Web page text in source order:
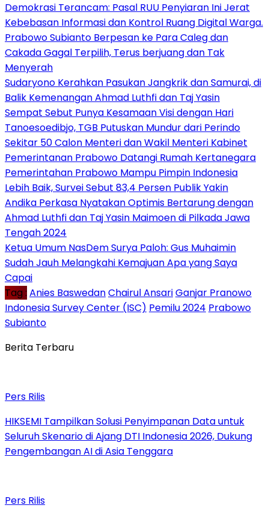
Demokrasi Terancam: Pasal RUU Penyiaran Ini Jerat
Kebebasan Informasi dan Kontrol Ruang Digital Warga.
Prabowo Subianto Berpesan ke Para Caleg dan
Cakada Gagal Terpilih, Terus berjuang dan Tak
Menyerah
Sudaryono Kerahkan Pasukan Jangkrik dan Samurai, di
Balik Kemenangan Ahmad Luthfi dan Taj Yasin
Sempat Sebut Punya Kesamaan Visi dengan Hari
Tanoesoedibjo, TGB Putuskan Mundur dari Perindo
Sekitar 50 Calon Menteri dan Wakil Menteri Kabinet
Pemerintanan Prabowo Datangi Rumah Kertanegara
Pemerintahan Prabowo Mampu Pimpin Indonesia
Lebih Baik, Survei Sebut 83,4 Persen Publik Yakin
Andika Perkasa Nyatakan Optimis Bertarung dengan
Ahmad Luthfi dan Taj Yasin Maimoen di Pilkada Jawa
Tengah 2024
Ketua Umum NasDem Surya Paloh: Gus Muhaimin
Sudah Jauh Melangkahi Kemajuan Apa yang Saya
Capai
Tag : Anies BaswedanChairul AnsariGanjar Pranowo
Indonesia Survey Center (ISC) Pemilu 2024 Prabowo
Subianto
Berita Terbaru
Pers Rilis
HIKSEMI Tampilkan Solusi Penyimpanan Data untuk
Seluruh Skenario di Ajang DTI Indonesia 2026, Dukung
Pengembangan AI di Asia Tenggara
Pers Rilis